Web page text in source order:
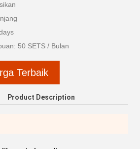
50 SETS / Bulan
Terbaik
Product Description